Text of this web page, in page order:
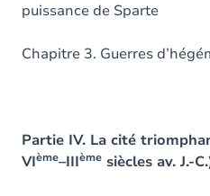
puissance de Sparte
Chapitre 3. Guerres
Partie IV. La cité
VIème–IIIème siècles av. J.-